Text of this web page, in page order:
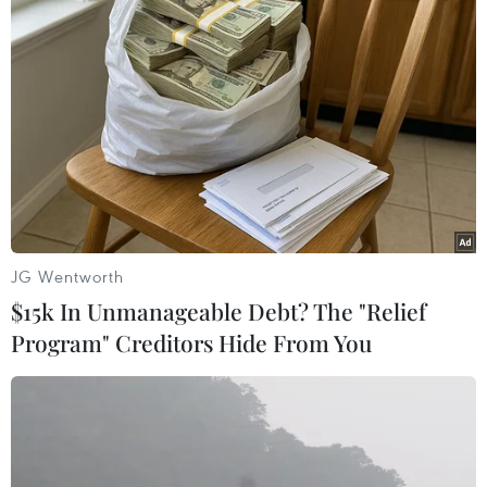
Chủ tịch Quốc hội dự kỷ
niệm 70 năm Ngày truyền
thống lực lượng Cảnh sát
kinh tế
08/08/2026 01:59
Áp dụng "luồng xanh" cho
nhà đầu tư dự án hạ tầng
công nghiệp phía Đông
Đắk Lắk
08/08/2026 01:45
Việt Nam cần theo dõi chặt
chẽ các biện pháp phòng
vệ thương mại tại Canada
JG Wentworth
$15k In Unmanageable Debt? The "Relief
Program" Creditors Hide From You